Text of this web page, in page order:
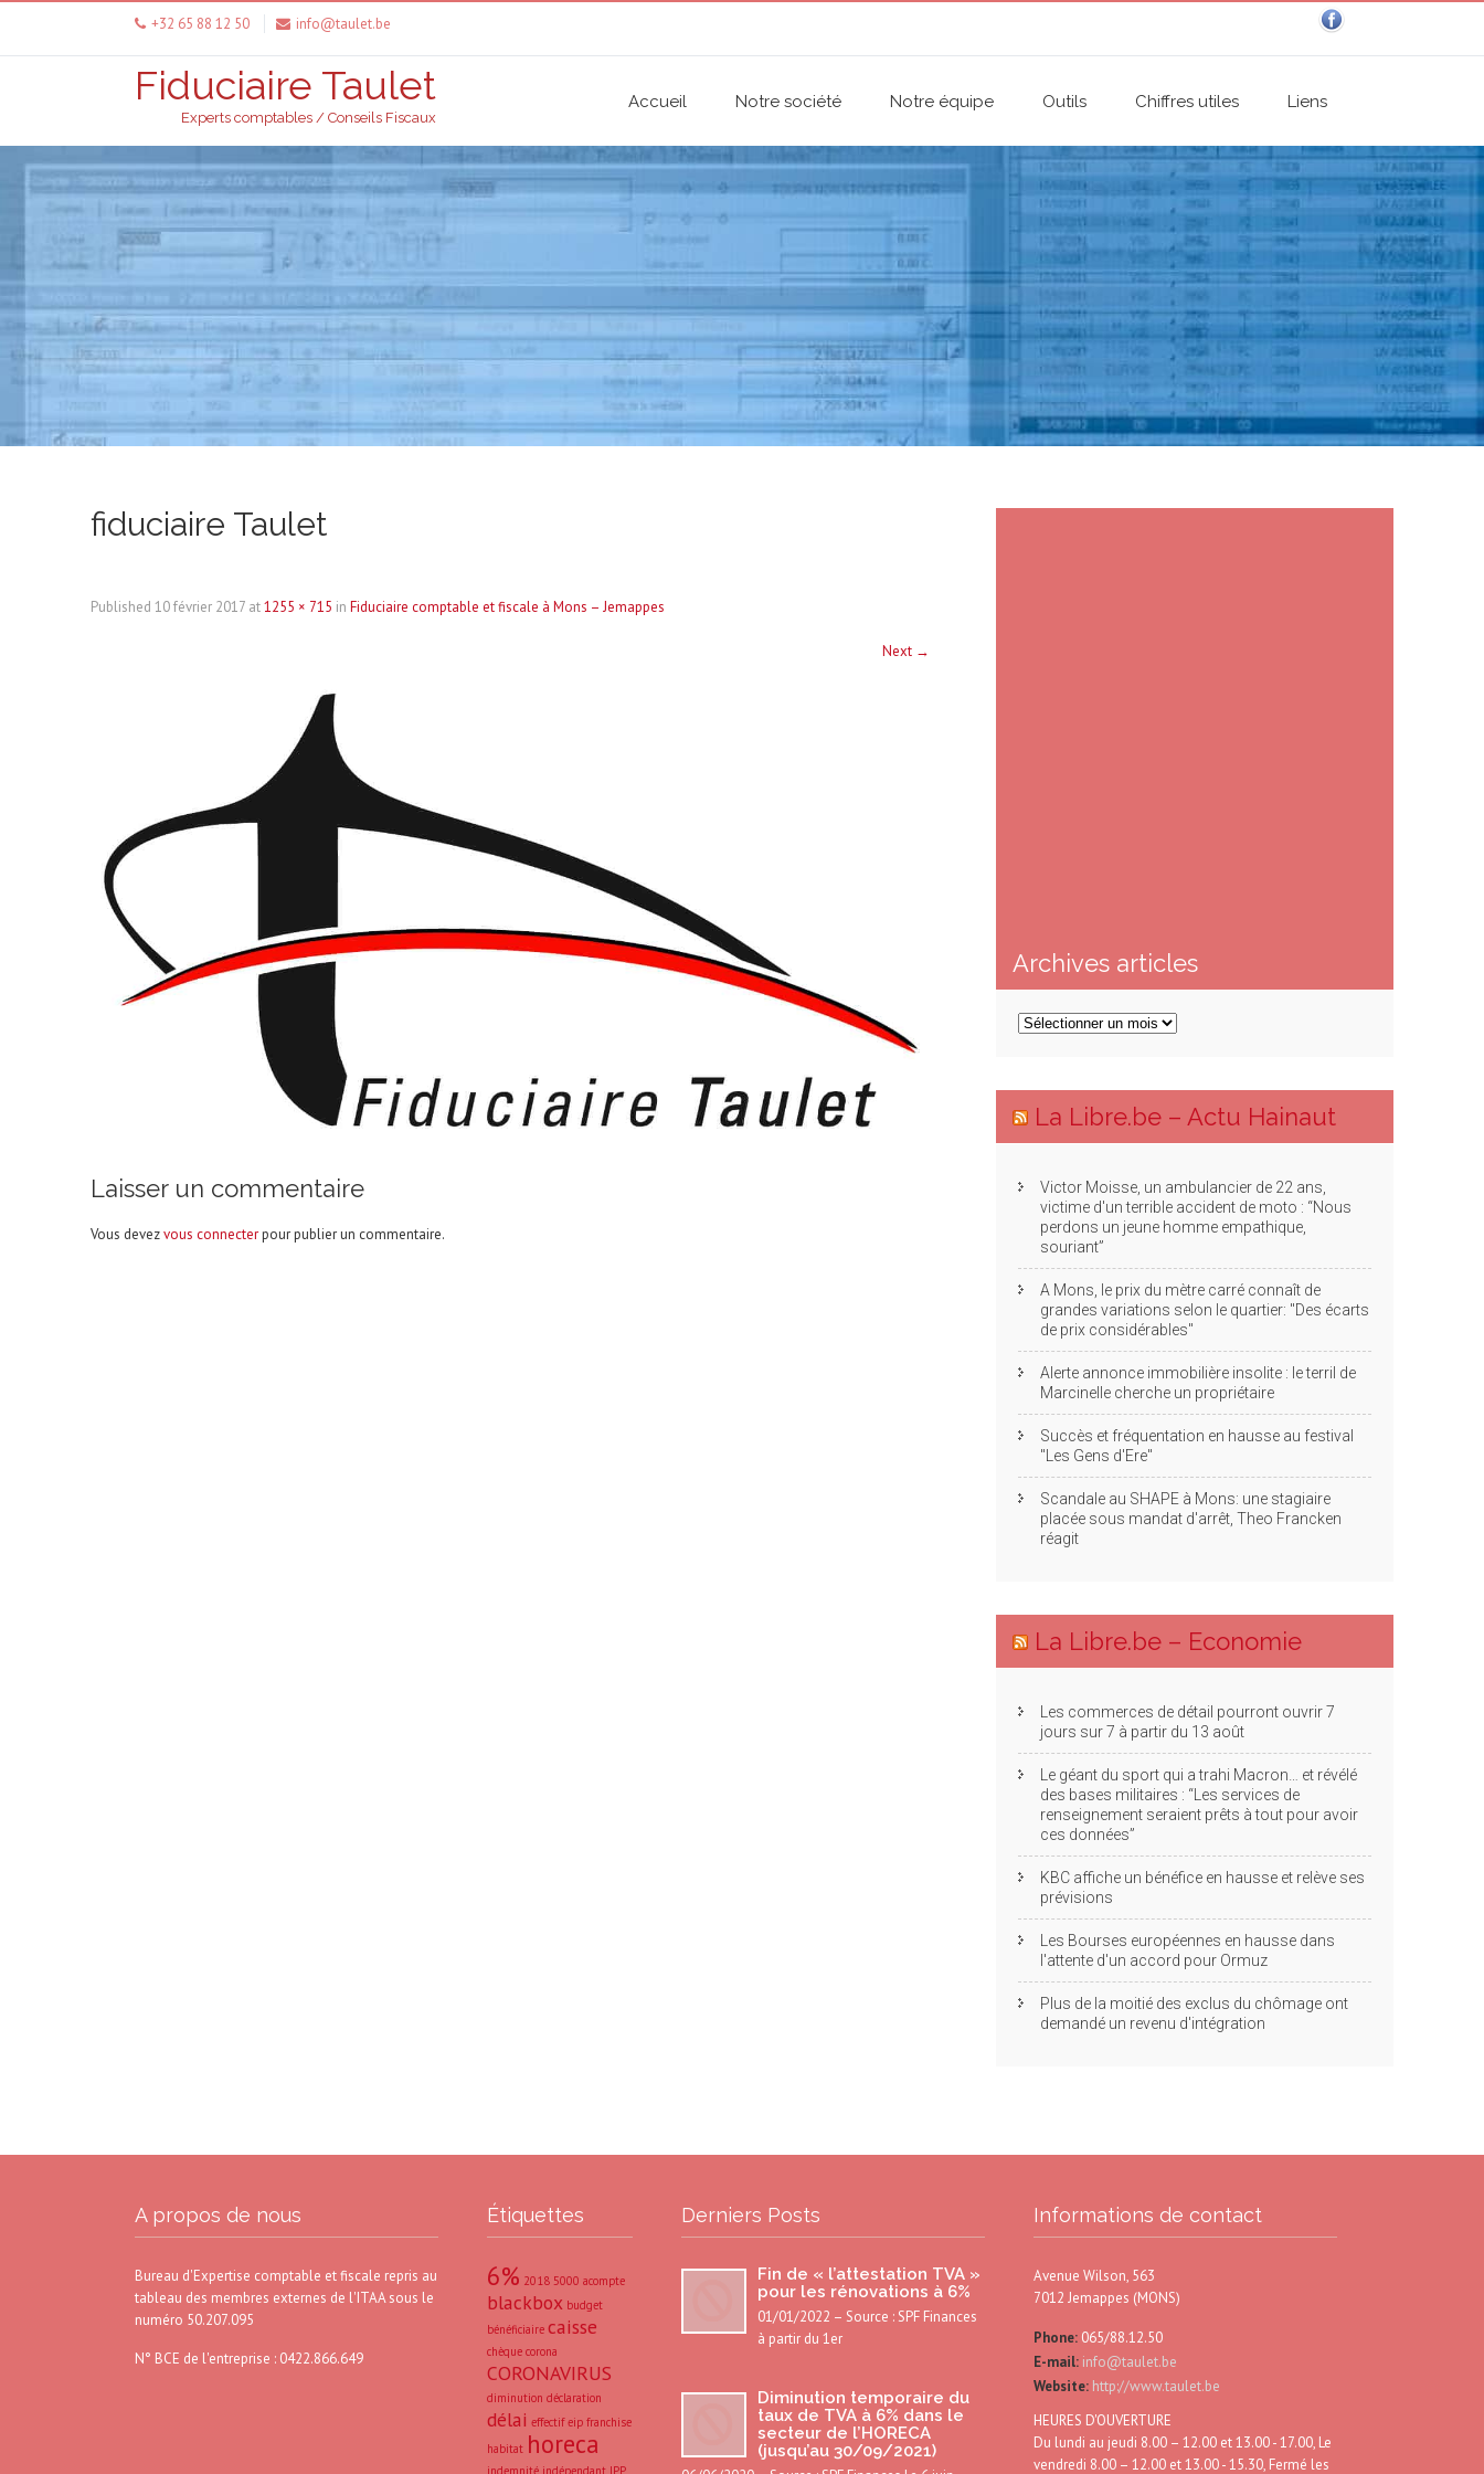
+32 65 88 12 50 info@taulet.be
Fiduciaire Taulet
Experts comptables / Conseils Fiscaux
Accueil Notre société Notre équipe Outils Chiffres utiles Liens
fiduciaire Taulet
Published 10 février 2017 at1255 × 715 in Fiduciaire comptable et fiscale à Mons – Jemappes
Next →
Laisser un commentaire
Vous devezvous connecterpour publier un commentaire.
Archives articles
Archives
La Libre.be – Actu Hainaut
Victor Moisse, un ambulancier de 22 ans,
victime d'un terrible accident de moto : “Nous
perdons un jeune homme empathique,
souriant”
A Mons, le prix du mètre carré connaît de
grandes variations selon le quartier: "Des écarts
de prix considérables"
Alerte annonce immobilière insolite : le terril de
Marcinelle cherche un propriétaire
Succès et fréquentation en hausse au festival
"Les Gens d'Ere"
Scandale au SHAPE à Mons: une stagiaire
placée sous mandat d'arrêt, Theo Francken
réagit
La Libre.be – Economie
Les commerces de détail pourront ouvrir 7
jours sur 7 à partir du 13 août
Le géant du sport qui a trahi Macron… et révélé
des bases militaires : “Les services de
renseignement seraient prêts à tout pour avoir
ces données”
KBC affiche un bénéfice en hausse et relève ses
prévisions
Les Bourses européennes en hausse dans
l'attente d'un accord pour Ormuz
Plus de la moitié des exclus du chômage ont
demandé un revenu d'intégration
A propos de nous
Bureau d'Expertise comptable et fiscale repris au
tableau des membres externes de l'ITAA sous le
numéro 50.207.095
N° BCE de l'entreprise : 0422.866.649
Étiquettes
6% 2018 5000 acompte
blackbox budget
bénéficiaire caisse
chèque corona
CORONAVIRUS
diminution déclaration
délai effectif eip franchise
habitat horeca
indemnité indépendant IPP
Derniers Posts
Fin de « l’attestation TVA »
pour les rénovations à 6%
01/01/2022 – Source : SPF Finances
à partir du 1er
Diminution temporaire du
taux de TVA à 6% dans le
secteur de l’HORECA
(jusqu’au 30/09/2021)
Informations de contact
Avenue Wilson, 563
7012 Jemappes (MONS)
Phone: 065/88.12.50
E-mail: info@taulet.be
Website: http://www.taulet.be
HEURES D'OUVERTURE
Du lundi au jeudi 8.00 – 12.00 et 13.00 - 17.00, Le
vendredi 8.00 – 12.00 et 13.00 - 15.30, Fermé les